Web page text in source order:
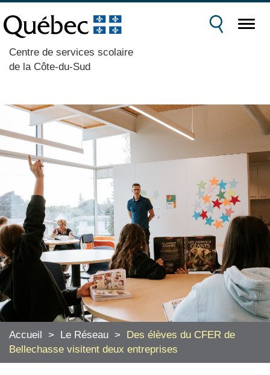
Centre de services scolaire
de la Côte-du-Sud
Accueil > Le Réseau >
Des élèves du CFER de
Bellechasse visitent deux entreprises